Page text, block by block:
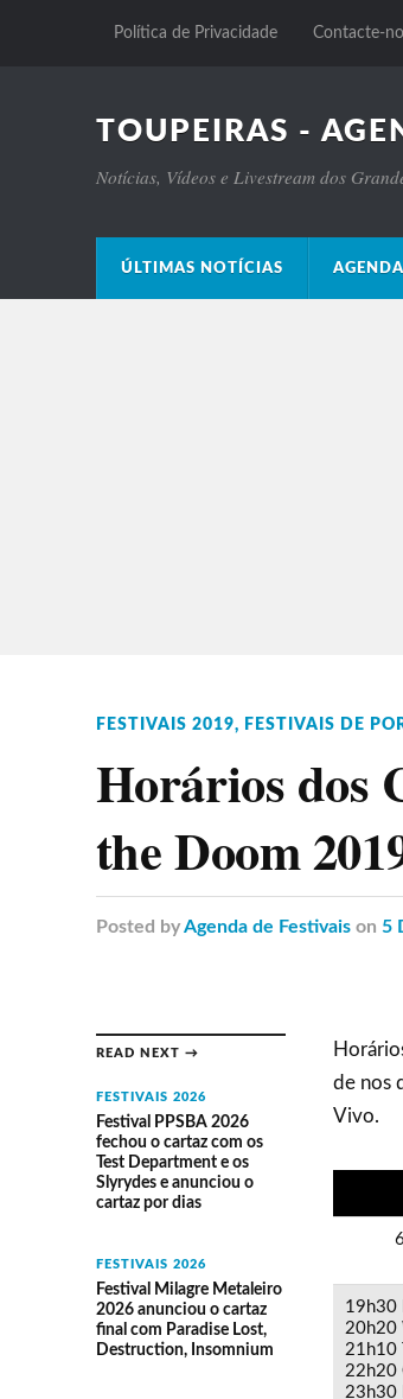
Política de Privacidade Contacte-
TOUPEIRAS -
Notícias, Vídeos e Livestream dos
ÚLTIMAS NOTÍCIAS
FESTIVAIS 2019, FESTIVAIS DE
Horários dos
the Doom
Posted byAgenda de Festivais on 5
READ NEXT →
FESTIVAIS 2026
Festival PPSBA 2026
fechou o cartaz com os
Test Department e os
Slyrydes e anunciou o
cartaz por dias
FESTIVAIS 2026
Festival Milagre Metaleiro
2026 anunciou o cartaz
final com Paradise Lost,
Destruction, Insomnium
de nos
Vivo.
19h30
20h20
21h10
22h20
23h30